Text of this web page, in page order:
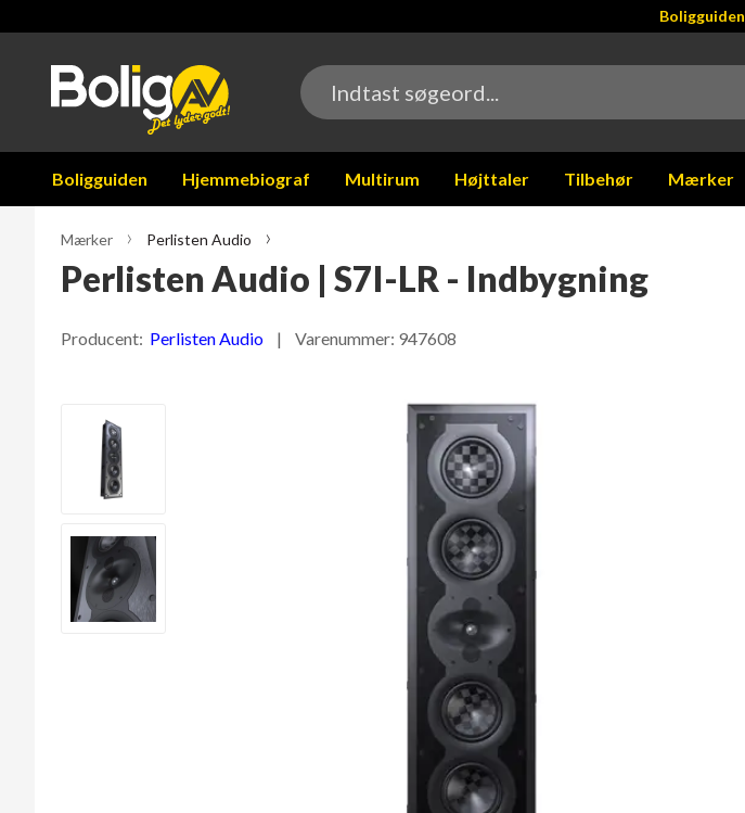
Boligguiden
Boligguiden Hjemmebiograf Multirum Højttaler Tilbehør Mærker
Mærker Perlisten Audio
Perlisten Audio | S7I-LR - Indbygning
Producent: Perlisten Audio | Varenummer: 947608